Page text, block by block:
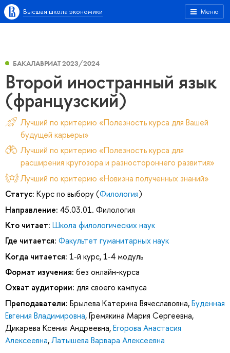
Меню
Высшая школа экономики
БАКАЛАВРИАТ 2023/2024
Второй иностранный язык
(французский)
Лучший по критерию «Полезность курса для Вашей
будущей карьеры»
Лучший по критерию «Полезность курса для
расширения кругозора и разностороннего развития»
Лучший по критерию «Новизна полученных знаний»
Статус: Курс по выбору (Филология)
Направление: 45.03.01. Филология
Кто читает: Школа филологических наук
Где читается: Факультет гуманитарных наук
Когда читается: 1-й курс, 1-4 модуль
Формат изучения: без онлайн-курса
Охват аудитории: для своего кампуса
Преподаватели: Брылева Катерина Вячеславовна,Буденная
Евгения Владимировна,Гремякина Мария Сергеевна,
Дикарева Ксения Андреевна,Егорова Анастасия
Алексеевна,Латышева Варвара Алексеевна